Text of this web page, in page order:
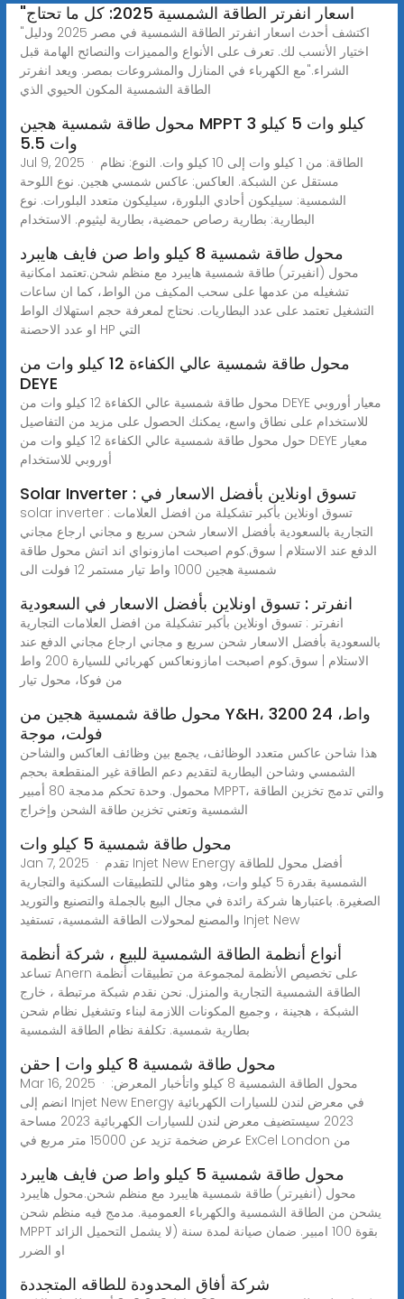
"اسعار انفرتر الطاقة الشمسية 2025: كل ما تحتاج
"اكتشف أحدث اسعار انفرتر الطاقة الشمسية في مصر 2025 ودليل
اختيار الأنسب لك. تعرف على الأنواع والمميزات والنصائح الهامة قبل
الشراء."مع الكهرباء في المنازل والمشروعات بمصر. ويعد انفرتر
الطاقة الشمسية المكون الحيوي الذي
محول طاقة شمسية هجين MPPT 3 كيلو وات 5 كيلو
وات 5.5
Jul 9, 2025 · الطاقة: من 1 كيلو وات إلى 10 كيلو وات. النوع: نظام
مستقل عن الشبكة. العاكس: عاكس شمسي هجين. نوع اللوحة
الشمسية: سيليكون أحادي البلورة، سيليكون متعدد البلورات. نوع
البطارية: بطارية رصاص حمضية، بطارية ليثيوم. الاستخدام
محول طاقة شمسية 8 كيلو واط صن فايف هايبرد
محول (انفيرتر) طاقة شمسية هايبرد مع منظم شحن.تعتمد امكانية
تشغيله من عدمها على سحب المكيف من الواط، كما ان ساعات
التشغيل تعتمد على عدد البطاريات. نحتاج لمعرفة حجم استهلاك الواط
او عدد الاحصنة HP التي
محول طاقة شمسية عالي الكفاءة 12 كيلو وات من
DEYE
محول طاقة شمسية عالي الكفاءة 12 كيلو وات من DEYE معيار أوروبي
للاستخدام على نطاق واسع، يمكنك الحصول على مزيد من التفاصيل
حول محول طاقة شمسية عالي الكفاءة 12 كيلو وات من DEYE معيار
أوروبي للاستخدام
Solar Inverter : تسوق اونلاين بأفضل الاسعار في
solar inverter : تسوق اونلاين بأكبر تشكيلة من افضل العلامات
التجارية بالسعودية بأفضل الاسعار شحن سريع و مجاني ارجاع مجاني
الدفع عند الاستلام | سوق.كوم اصبحت امازونواي اند اتش محول طاقة
شمسية هجين 1000 واط تيار مستمر 12 فولت الى
انفرتر : تسوق اونلاين بأفضل الاسعار في السعودية
انفرتر : تسوق اونلاين بأكبر تشكيلة من افضل العلامات التجارية
بالسعودية بأفضل الاسعار شحن سريع و مجاني ارجاع مجاني الدفع عند
الاستلام | سوق.كوم اصبحت امازونعاكس كهربائي للسيارة 200 واط
من فوكا، محول تيار
محول طاقة شمسية هجين من Y&H، 3200 واط، 24
فولت، موجة
هذا شاحن عاكس متعدد الوظائف، يجمع بين وظائف العاكس والشاحن
الشمسي وشاحن البطارية لتقديم دعم الطاقة غير المنقطعة بحجم
محمول. وحدة تحكم مدمجة 80 أمبير MPPT، والتي تدمج تخزين الطاقة
الشمسية وتعني تخزين طاقة الشحن وإخراج
محول طاقة شمسية 5 كيلو وات
Jan 7, 2025 · تقدم Injet New Energy أفضل محول للطاقة
الشمسية بقدرة 5 كيلو وات، وهو مثالي للتطبيقات السكنية والتجارية
الصغيرة. باعتبارها شركة رائدة في مجال البيع بالجملة والتصنيع والتوريد
والمصنع لمحولات الطاقة الشمسية، تستفيد Injet New
أنواع أنظمة الطاقة الشمسية للبيع ، شركة أنظمة
تساعد Anern على تخصيص الأنظمة لمجموعة من تطبيقات أنظمة
الطاقة الشمسية التجارية والمنزل. نحن نقدم شبكة مرتبطة ، خارج
الشبكة ، هجينة ، وجميع المكونات اللازمة لبناء وتشغيل نظام شحن
بطارية شمسية. تكلفة نظام الطاقة الشمسية
محول طاقة شمسية 8 كيلو وات | حقن
Mar 16, 2025 · محول الطاقة الشمسية 8 كيلو واتأخبار المعرض:
انضم إلى Injet New Energy في معرض لندن للسيارات الكهربائية
2023 سيستضيف معرض لندن للسيارات الكهربائية 2023 مساحة
عرض ضخمة تزيد عن 15000 متر مربع في ExCel London من
محول طاقة شمسية 5 كيلو واط صن فايف هايبرد
محول (انفيرتر) طاقة شمسية هايبرد مع منظم شحن.محول هايبرد
يشحن من الطاقة الشمسية والكهرباء العمومية. مدمج فيه منظم شحن
MPPT بقوة 100 امبير. ضمان صيانة لمدة سنة (لا يشمل التحميل الزائد
او الضرر
شركة أفاق المحدودة للطاقه المتجددة